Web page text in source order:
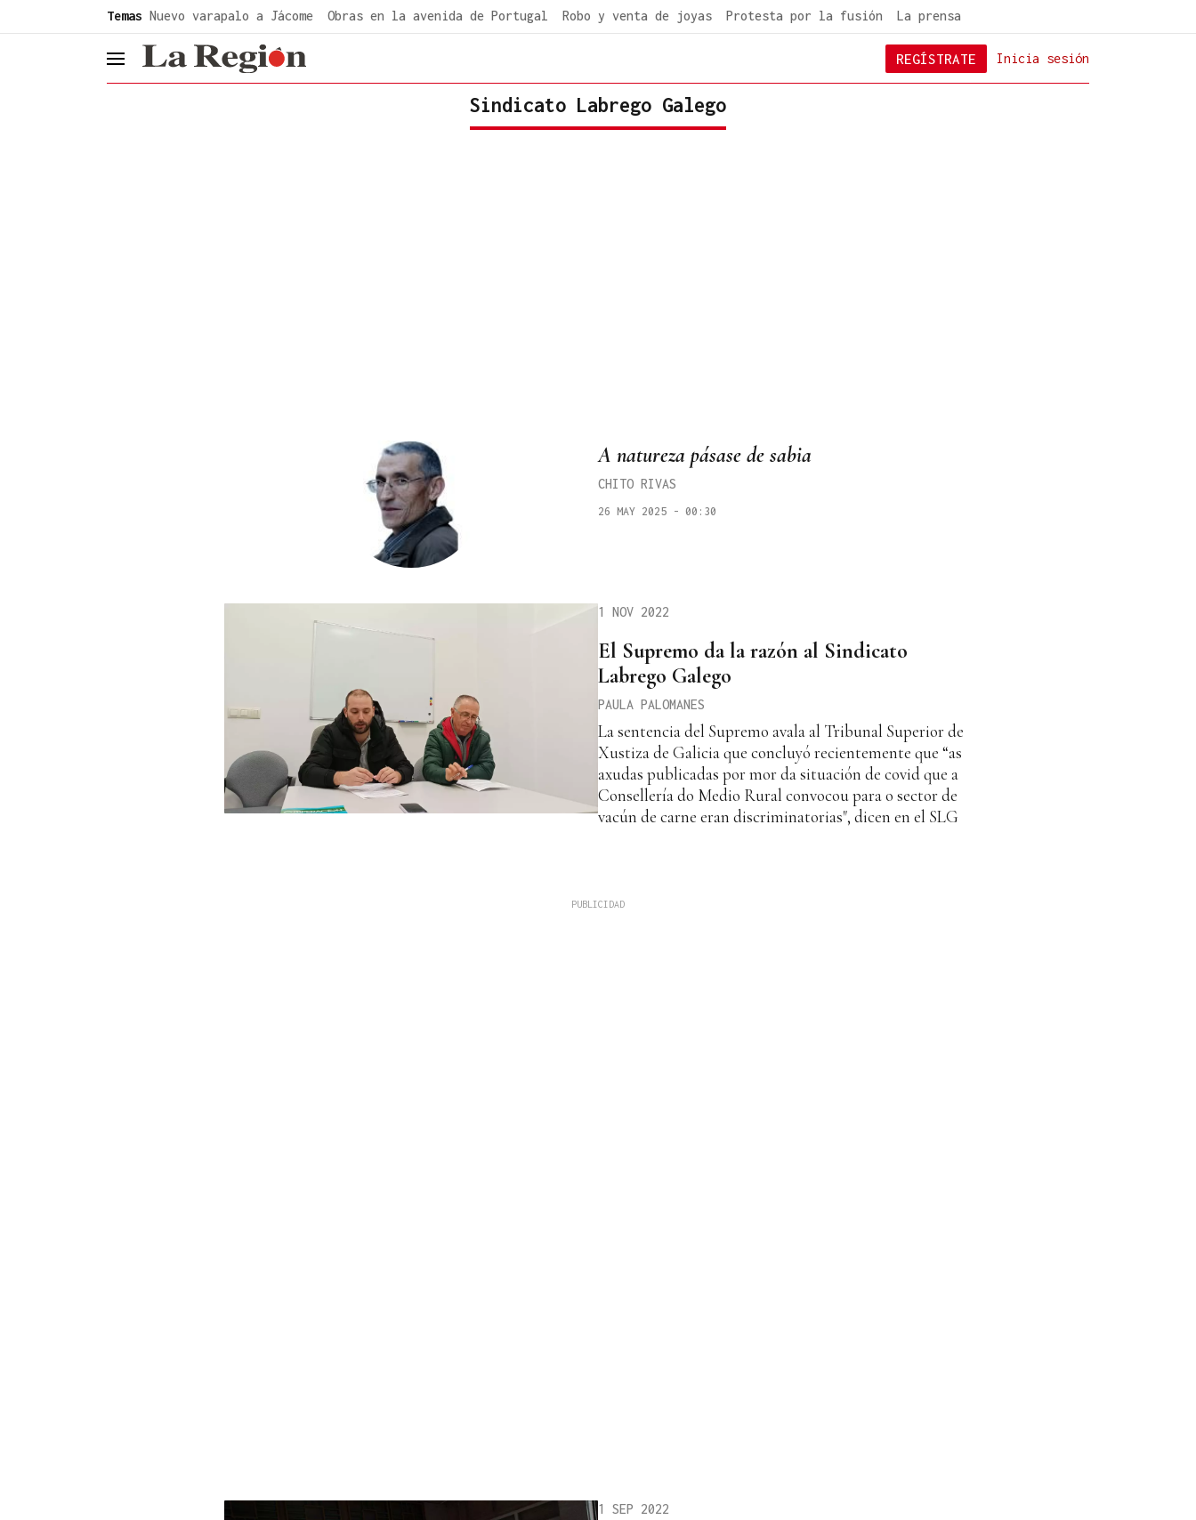
Temas Nuevo varapalo a Jácome Obras en la avenida de Portugal Robo y venta de joyas Protesta por la fusión La prensa
header.menu.open Inicia sesión
REGÍSTRATE
Sindicato Labrego Galego
A natureza pásase de sabia
CHITO RIVAS
26 MAY 2025 - 00:30
1 NOV 2022
El Supremo da la razón al Sindicato
Labrego Galego
PAULA PALOMANES
La sentencia del Supremo avala al Tribunal Superior de
Xustiza de Galicia que concluyó recientemente que “as
axudas publicadas por mor da situación de covid que a
Consellería do Medio Rural convocou para o sector de
vacún de carne eran discriminatorias", dicen en el SLG
1 SEP 2022